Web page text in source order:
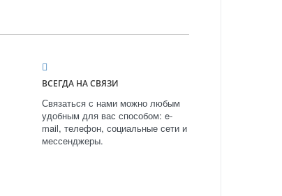
ВСЕГДА НА СВЯЗИ
Связаться с нами можно любым
удобным для вас способом: e-
mail, телефон, социальные сети и
мессенджеры.